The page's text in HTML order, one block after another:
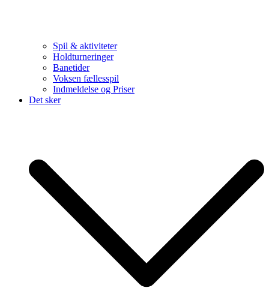
Spil & aktiviteter
Holdturneringer
Banetider
Voksen fællesspil
Indmeldelse og Priser
Det sker